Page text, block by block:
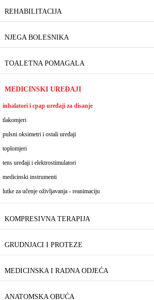
REHABILITACIJA
NJEGA BOLESNIKA
TOALETNA POMAGALA
MEDICINSKI UREĐAJI
inhalatori i cpap uređaji za disanje
tlakomjeri
pulsni oksimetri i ostali uređaji
toplomjeri
tens uređaji i elektrostimulatori
medicinski instrumenti
lutke za učenje oživljavanja - reanimaciju
KOMPRESIVNA TERAPIJA
GRUDNJACI I PROTEZE
MEDICINSKA I RADNA ODJEĆA
ANATOMSKA OBUĆA